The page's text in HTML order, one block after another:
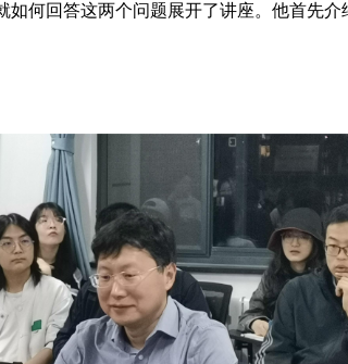
如何回答这两个问题展开了讲座。他首先